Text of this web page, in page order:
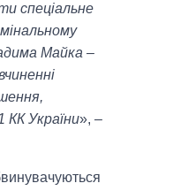
спеціальне
Майка –
КК України», –